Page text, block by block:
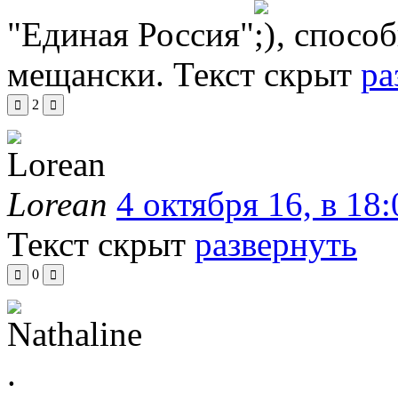
"Единая Россия"
,
мещански. Текст скрыт
2
Lorean 4 октября 16, в
Текст скрыт развернуть
0